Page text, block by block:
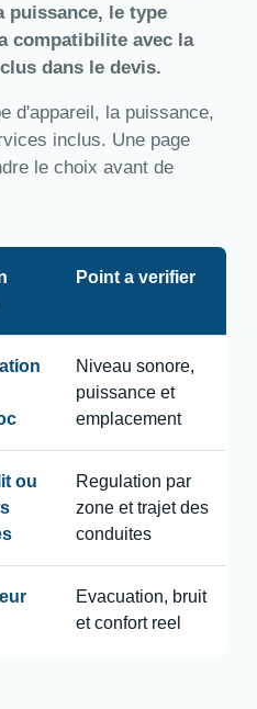
puissance, le type
compatibilite avec la
dans le devis.
d'appareil, la puissance,
inclus. Une page
le choix avant de
Point a verifier
Niveau sonore,
puissance et
emplacement
ou
Regulation par
zone et trajet des
conduites
Evacuation, bruit
et confort reel